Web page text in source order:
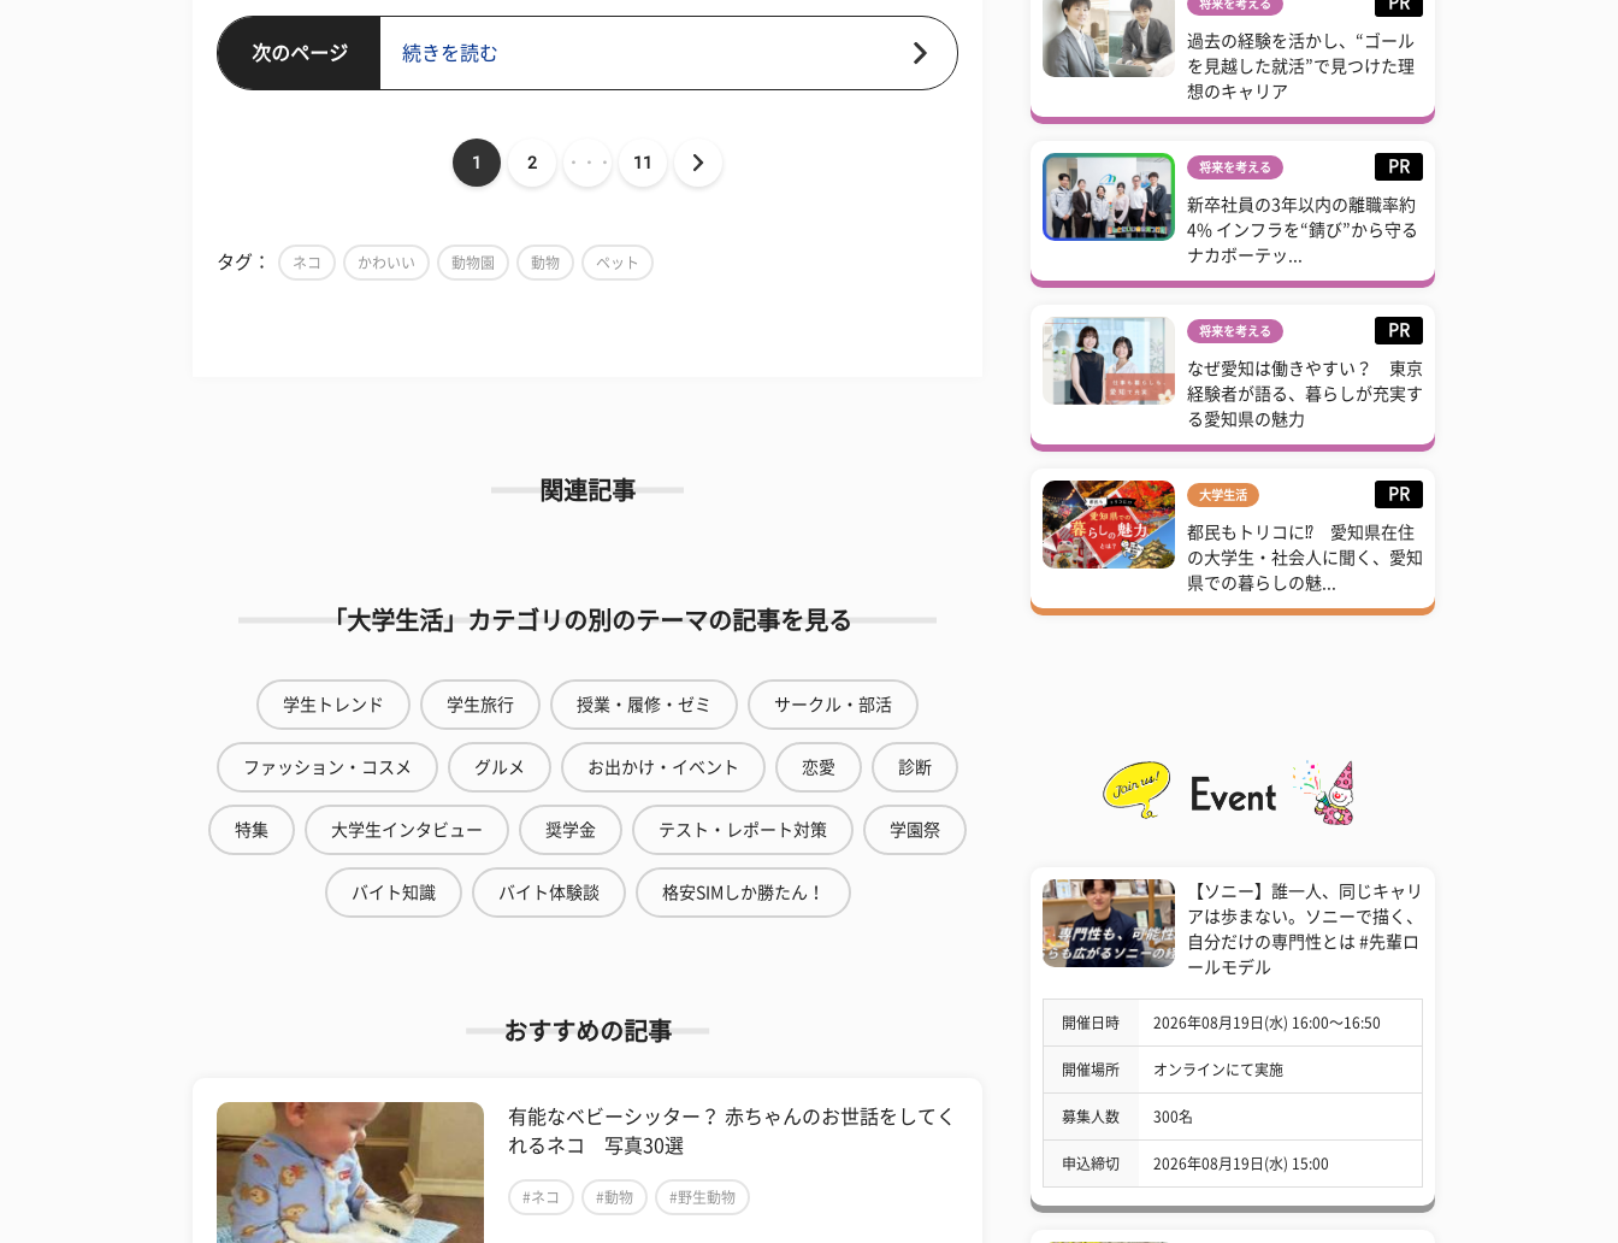
次のページ 続きを読む
1 2 ・・・ 11
タグ： ネコ かわいい 動物園 動物 ペット
関連記事
「大学生活」カテゴリの別のテーマの記事を見る
学生トレンド 学生旅行 授業・履修・ゼミ サークル・部活
ファッション・コスメ グルメ お出かけ・イベント 恋愛 診断
特集 大学生インタビュー 奨学金 テスト・レポート対策 学園祭
バイト知識 バイト体験談 格安SIMしか勝たん！
おすすめの記事
有能なベビーシッター？ 赤ちゃんのお世話をしてく
れるネコ 写真30選
#ネコ #動物 #野生動物
将来を考える
過去の経験を活かし、“ゴール
を見越した就活”で見つけた理
想のキャリア
将来を考える PR
新卒社員の3年以内の離職率約
4% インフラを“錆び”から守る
ナカボーテッ...
将来を考える PR
なぜ愛知は働きやすい？ 東京
経験者が語る、暮らしが充実す
る愛知県の魅力
大学生活 PR
都民もトリコに⁉ 愛知県在住
の大学生・社会人に聞く、愛知
県での暮らしの魅...
【ソニー】誰一人、同じキャリ
アは歩まない。ソニーで描く、
自分だけの専門性とは #先輩ロ
ールモデル
開催日時 2026年08月19日(水) 16:00〜16:50
開催場所 オンラインにて実施
募集人数 300名
申込締切 2026年08月19日(水) 15:00